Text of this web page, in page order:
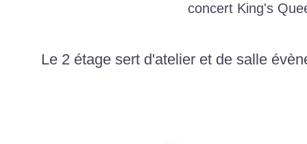
concert King's
Le 2 étage sert d'atelier et de salle